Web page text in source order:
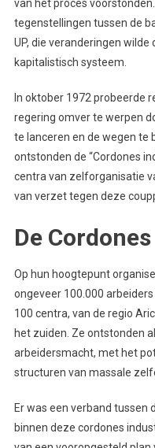
van het proces
tegenstellingen tussen de
UP, die veranderingen
kapitalistisch systeem.
In oktober 1972 probeerde
regering omver te werpen
te lanceren en de wegen te
ontstonden de “Cordones
centra van zelforganisatie
van verzet tegen deze
De
Op hun hoogtepunt
ongeveer 100.000
100 centra, van de regio
het zuiden. Ze ontstonden
arbeidersmacht, met het
structuren van massale
Er was een verband
binnen deze cordones